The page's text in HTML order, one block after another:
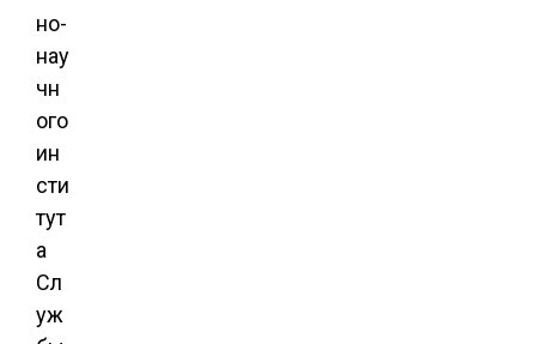
но-
нау
чн
ого
ин
сти
тут
а
Сл
уж